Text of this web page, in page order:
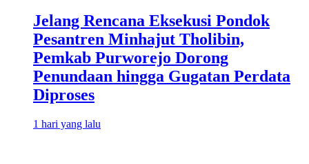
Jelang Rencana Eksekusi Pondok
Pesantren Minhajut Tholibin,
Pemkab Purworejo Dorong
Penundaan hingga Gugatan Perdata
Diproses
1 hari yang lalu